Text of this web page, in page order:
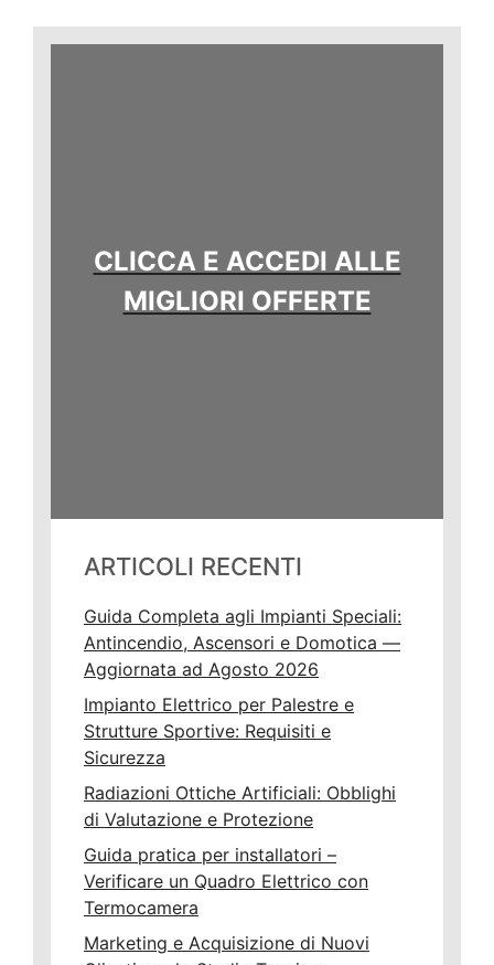
CLICCA E ACCEDI ALLE
MIGLIORI OFFERTE
ARTICOLI RECENTI
Guida Completa agli Impianti Speciali:
Antincendio, Ascensori e Domotica —
Aggiornata ad Agosto 2026
Impianto Elettrico per Palestre e
Strutture Sportive: Requisiti e
Sicurezza
Radiazioni Ottiche Artificiali: Obblighi
di Valutazione e Protezione
Guida pratica per installatori –
Verificare un Quadro Elettrico con
Termocamera
Marketing e Acquisizione di Nuovi